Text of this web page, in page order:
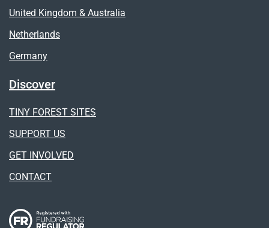
United Kingdom & Australia
Netherlands
Germany
Discover
TINY FOREST SITES
SUPPORT US
GET INVOLVED
CONTACT